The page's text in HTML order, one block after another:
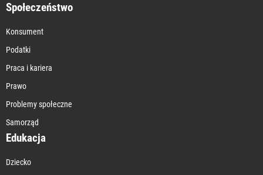
Społeczeństwo
Konsument
Podatki
Praca i kariera
Prawo
Problemy społeczne
Samorząd
Edukacja
Dziecko